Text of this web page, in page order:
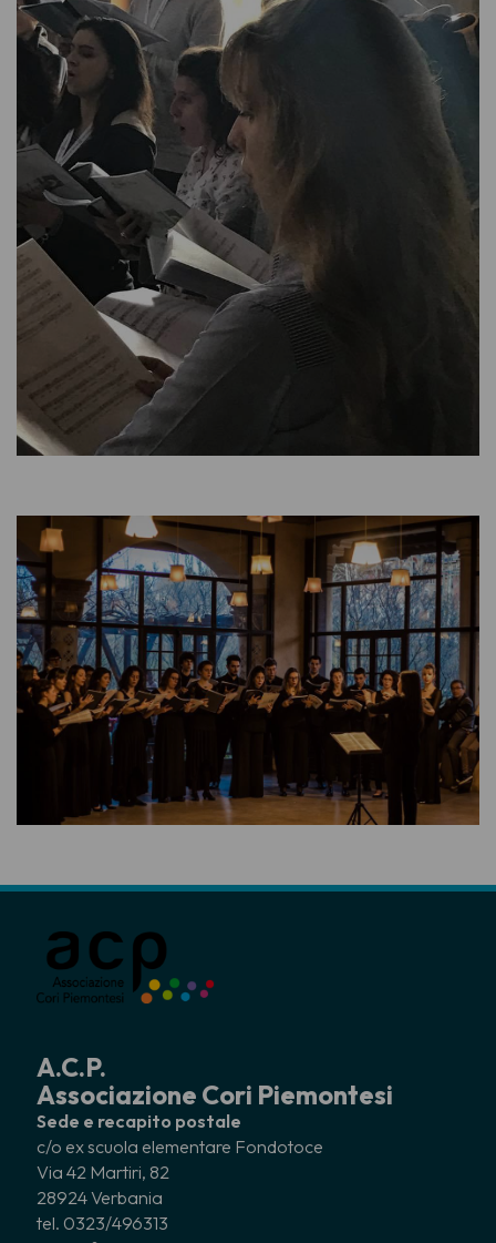
A.C.P.
Associazione Cori Piemontesi
Sede e recapito postale
c/o ex scuola elementare Fondotoce
Via 42 Martiri, 82
28924 Verbania
tel. 0323/496313